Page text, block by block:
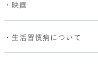
・映画
・生活習慣病について